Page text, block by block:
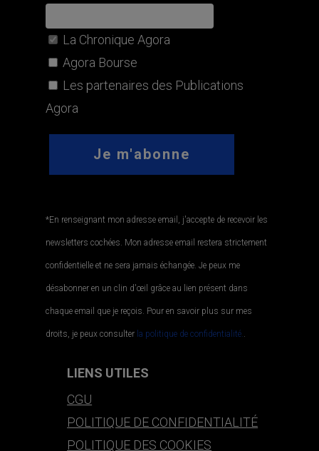
La Chronique Agora
Agora Bourse
Les partenaires des Publications
Agora
*En renseignant mon adresse email, j'accepte de recevoir les
newsletters cochées. Mon adresse email restera strictement
confidentielle et ne sera jamais échangée. Je peux me
désabonner en un clin d'œil grâce au lien présent dans
chaque email que je reçois. Pour en savoir plus sur mes
droits, je peux consulter la politique de confidentialité..
LIENS UTILES
CGU
POLITIQUE DE CONFIDENTIALITÉ
POLITIQUE DES COOKIES